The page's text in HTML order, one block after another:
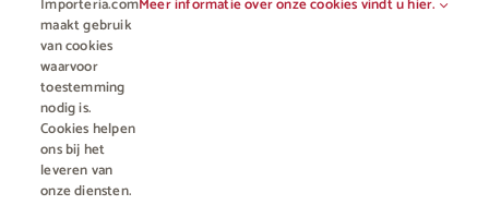
Vakhandel
Importeria.com
maakt gebruik
van cookies
waarvoor
toestemming
nodig is.
Cookies helpen
ons bij het
leveren van
onze diensten.
Meer informatie over onze cookies vindt u hier.